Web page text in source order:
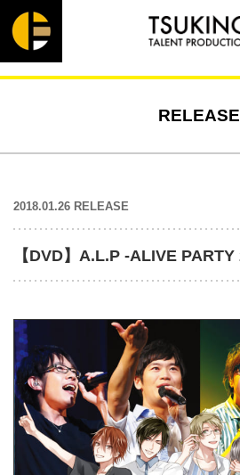
RELEASE
2018.01.26 RELEASE
【DVD】A.L.P -ALIVE